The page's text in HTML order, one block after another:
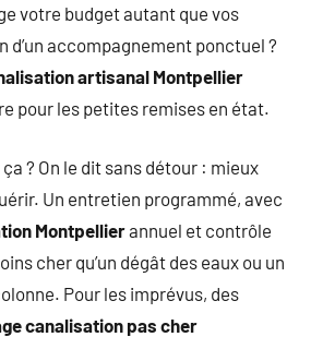
votre budget autant que vos
d’un accompagnement ponctuel ?
artisanal Montpellier
pour les petites remises en état.
? On le dit sans détour : mieux
Un entretien programmé, avec
Montpellierannuel et contrôle
cher qu’un dégât des eaux ou un
Pour les imprévus, des
canalisation pas cher